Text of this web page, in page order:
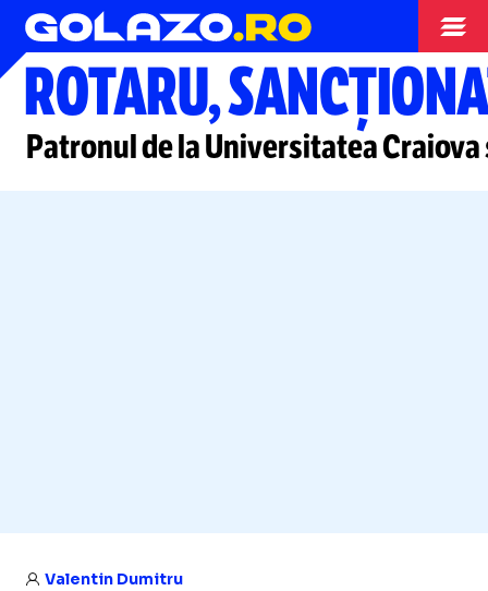
Superliga
ROTARU,
Patronul de la Universitatea Craiova
Valentin Dumitru